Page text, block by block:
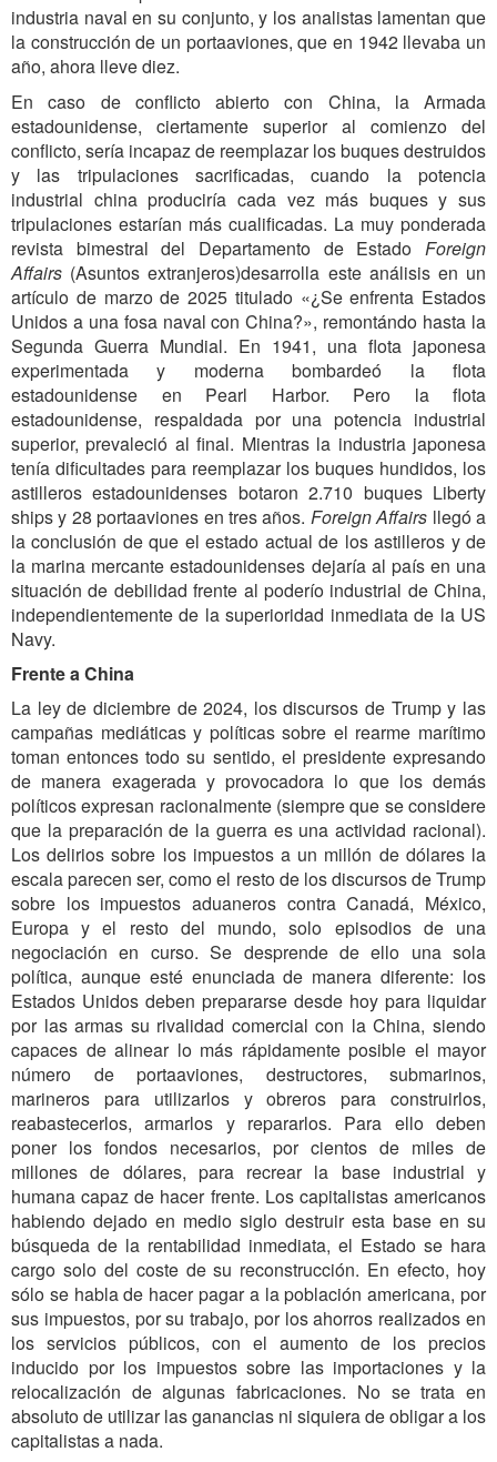
industria naval en su conjunto, y los analistas lamentan que
la construcción de un portaaviones, que en 1942 llevaba un
año, ahora lleve diez.
En caso de conflicto abierto con China, la Armada
estadounidense, ciertamente superior al comienzo del
conflicto, sería incapaz de reemplazar los buques destruidos
y las tripulaciones sacrificadas, cuando la potencia
industrial china produciría cada vez más buques y sus
tripulaciones estarían más cualificadas. La muy ponderada
revista bimestral del Departamento de Estado Foreign
Affairs (Asuntos extranjeros)desarrolla este análisis en un
artículo de marzo de 2025 titulado «¿Se enfrenta Estados
Unidos a una fosa naval con China?», remontándo hasta la
Segunda Guerra Mundial. En 1941, una flota japonesa
experimentada y moderna bombardeó la flota
estadounidense en Pearl Harbor. Pero la flota
estadounidense, respaldada por una potencia industrial
superior, prevaleció al final. Mientras la industria japonesa
tenía dificultades para reemplazar los buques hundidos, los
astilleros estadounidenses botaron 2.710 buques Liberty
ships y 28 portaaviones en tres años. Foreign Affairs llegó a
la conclusión de que el estado actual de los astilleros y de
la marina mercante estadounidenses dejaría al país en una
situación de debilidad frente al poderío industrial de China,
independientemente de la superioridad inmediata de la US
Navy.
Frente a China
La ley de diciembre de 2024, los discursos de Trump y las
campañas mediáticas y políticas sobre el rearme marítimo
toman entonces todo su sentido, el presidente expresando
de manera exagerada y provocadora lo que los demás
políticos expresan racionalmente (siempre que se considere
que la preparación de la guerra es una actividad racional).
Los delirios sobre los impuestos a un millón de dólares la
escala parecen ser, como el resto de los discursos de Trump
sobre los impuestos aduaneros contra Canadá, México,
Europa y el resto del mundo, solo episodios de una
negociación en curso. Se desprende de ello una sola
política, aunque esté enunciada de manera diferente: los
Estados Unidos deben prepararse desde hoy para liquidar
por las armas su rivalidad comercial con la China, siendo
capaces de alinear lo más rápidamente posible el mayor
número de portaaviones, destructores, submarinos,
marineros para utilizarlos y obreros para construirlos,
reabastecerlos, armarlos y repararlos. Para ello deben
poner los fondos necesarios, por cientos de miles de
millones de dólares, para recrear la base industrial y
humana capaz de hacer frente. Los capitalistas americanos
habiendo dejado en medio siglo destruir esta base en su
búsqueda de la rentabilidad inmediata, el Estado se hara
cargo solo del coste de su reconstrucción. En efecto, hoy
sólo se habla de hacer pagar a la población americana, por
sus impuestos, por su trabajo, por los ahorros realizados en
los servicios públicos, con el aumento de los precios
inducido por los impuestos sobre las importaciones y la
relocalización de algunas fabricaciones. No se trata en
absoluto de utilizar las ganancias ni siquiera de obligar a los
capitalistas a nada.